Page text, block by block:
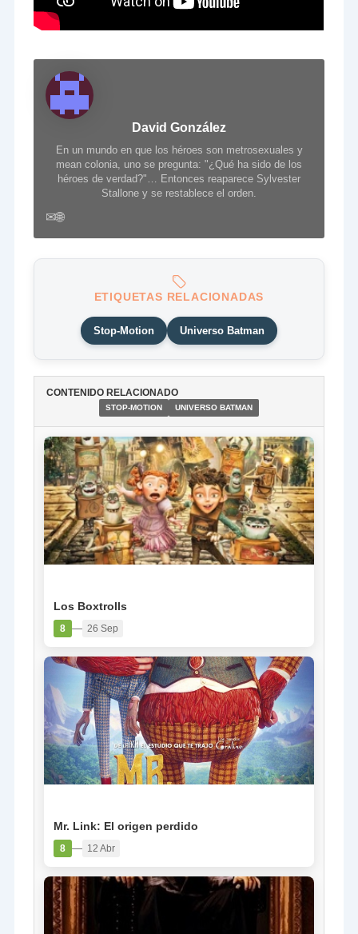
David González
En un mundo en que los héroes son metrosexuales y
mean colonia, uno se pregunta: "¿Qué ha sido de los
héroes de verdad?"… Entonces reaparece Sylvester
Stallone y se restablece el orden.
✉🌐
ETIQUETAS RELACIONADAS
Stop-Motion Universo Batman
CONTENIDO RELACIONADO
STOP-MOTION UNIVERSO BATMAN
Los Boxtrolls
8 — 26 Sep
Mr. Link: El origen perdido
8 — 12 Abr